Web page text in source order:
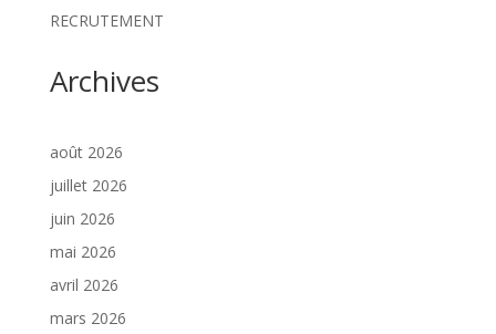
RECRUTEMENT
Archives
août 2026
juillet 2026
juin 2026
mai 2026
avril 2026
mars 2026